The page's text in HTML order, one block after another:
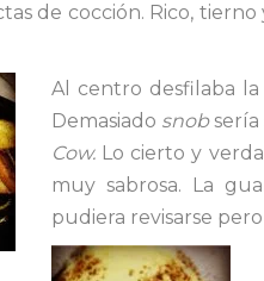
de cocción. Rico,
Al centro desfilaba la
Demasiado snobsería
Cow. Lo cierto y
muy sabrosa. La
pudiera revisarse